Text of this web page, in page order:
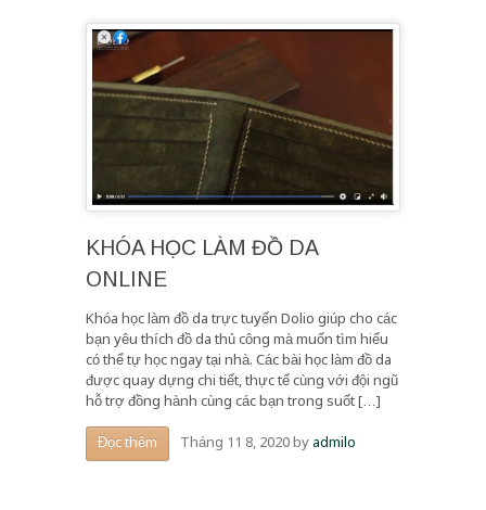
KHÓA HỌC LÀM ĐỒ DA
ONLINE
Khóa học làm đồ da trực tuyến Dolio giúp cho các
bạn yêu thích đồ da thủ công mà muốn tìm hiểu
có thể tự học ngay tại nhà. Các bài học làm đồ da
được quay dựng chi tiết, thực tế cùng với đội ngũ
hỗ trợ đồng hành cùng các bạn trong suốt […]
Đọc thêm Tháng 11 8, 2020byadmilo